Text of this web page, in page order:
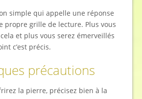
simple qui appelle une réponse
propre grille de lecture. Plus vous
et plus vous serez émerveillés
c’est précis.
précautions
la pierre, précisez bien à la